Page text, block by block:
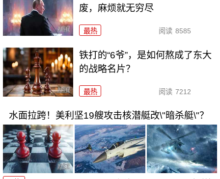
废，麻烦就无穷尽
最热 阅读 8585
铁打的“6爷”，是如何熬成了东大
的战略名片？
最热 阅读 7212
水面拉跨！美利坚19艘攻击核潜艇改\"暗杀艇\"？